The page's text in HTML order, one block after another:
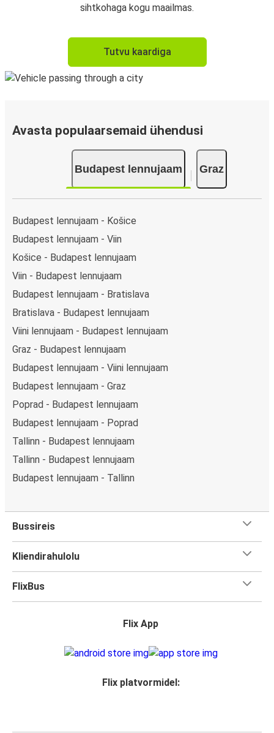
sihtkohaga kogu maailmas.
Tutvu kaardiga
Avasta populaarsemaid ühendusi
Budapest lennujaam Graz
Budapest lennujaam - Košice
Budapest lennujaam - Viin
Košice - Budapest lennujaam
Viin - Budapest lennujaam
Budapest lennujaam - Bratislava
Bratislava - Budapest lennujaam
Viini lennujaam - Budapest lennujaam
Graz - Budapest lennujaam
Budapest lennujaam - Viini lennujaam
Budapest lennujaam - Graz
Poprad - Budapest lennujaam
Budapest lennujaam - Poprad
Tallinn - Budapest lennujaam
Tallinn - Budapest lennujaam
Budapest lennujaam - Tallinn
Bussireis
Kliendirahulolu
FlixBus
Flix App
Flix platvormidel: